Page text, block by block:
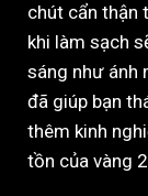
chút cẩn thận
khi làm sạch
sáng như ánh
đã giúp bạn
thêm kinh
tồn của vàng